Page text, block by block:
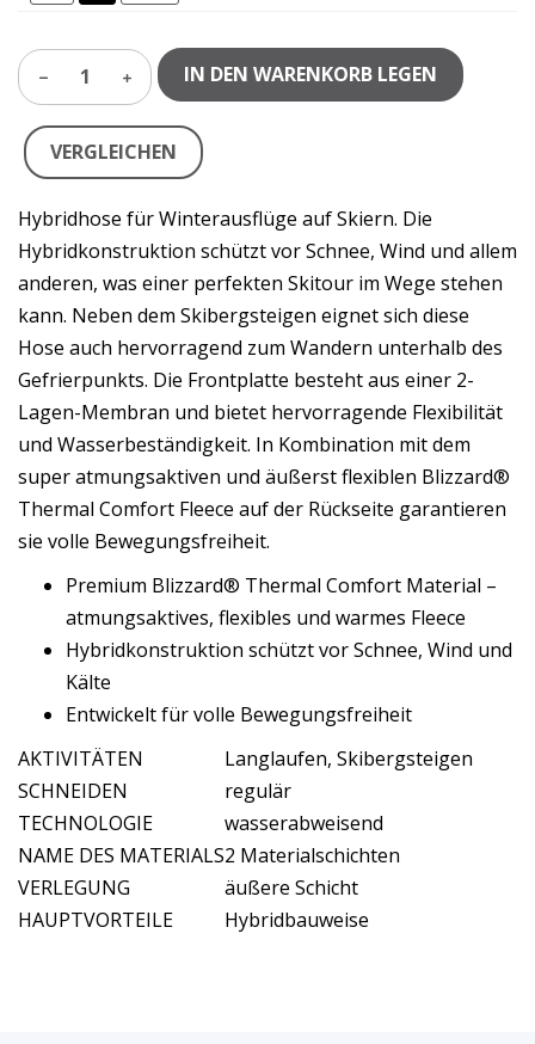
1 IN DEN WARENKORB LEGEN
VERGLEICHEN
Hybridhose für Winterausflüge auf Skiern. Die
Hybridkonstruktion schützt vor Schnee, Wind und allem
anderen, was einer perfekten Skitour im Wege stehen
kann. Neben dem Skibergsteigen eignet sich diese
Hose auch hervorragend zum Wandern unterhalb des
Gefrierpunkts. Die Frontplatte besteht aus einer 2-
Lagen-Membran und bietet hervorragende Flexibilität
und Wasserbeständigkeit. In Kombination mit dem
super atmungsaktiven und äußerst flexiblen Blizzard®
Thermal Comfort Fleece auf der Rückseite garantieren
sie volle Bewegungsfreiheit.
Premium Blizzard® Thermal Comfort Material –
atmungsaktives, flexibles und warmes Fleece
Hybridkonstruktion schützt vor Schnee, Wind und
Kälte
Entwickelt für volle Bewegungsfreiheit
AKTIVITÄTEN
Langlaufen, Skibergsteigen
SCHNEIDEN
regulär
TECHNOLOGIE
wasserabweisend
NAME DES MATERIALS2 Materialschichten
VERLEGUNG
äußere Schicht
HAUPTVORTEILE
Hybridbauweise